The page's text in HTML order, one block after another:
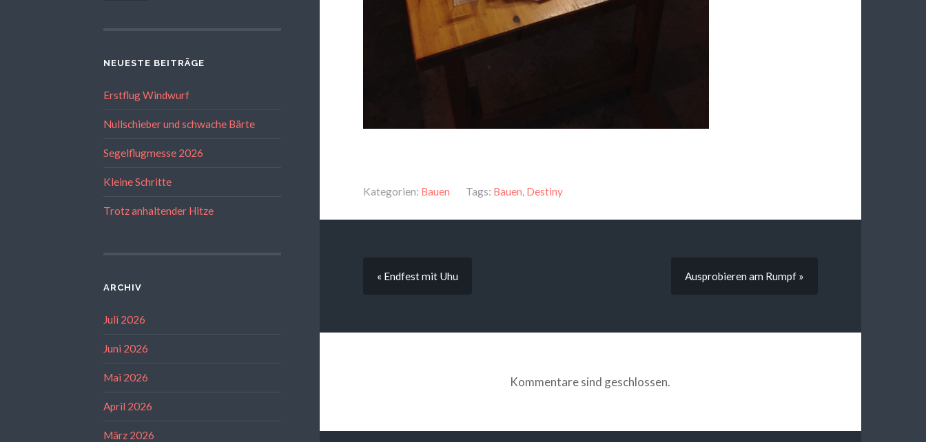
NEUESTE BEITRÄGE
Erstflug Windwurf
Nullschieber und schwache Bärte
Segelflugmesse 2026
Kleine Schritte
Trotz anhaltender Hitze
ARCHIV
Juli 2026
Juni 2026
Mai 2026
April 2026
März 2026
Kategorien: Bauen Tags: Bauen Destiny
« Endfest mit Uhu Ausprobieren am Rumpf »
Kommentare sind geschlossen.